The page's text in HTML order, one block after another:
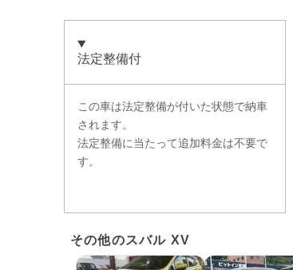
法定整備付
この車は法定整備が付いた状態で納車
されます。
法定整備に当たって追加料金は不要で
す。
その他のスバル XV